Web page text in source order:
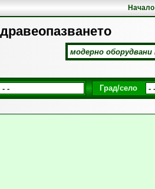
Начало
Град/село